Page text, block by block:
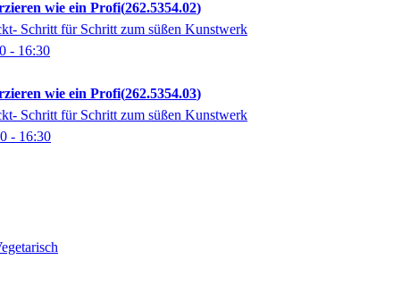
wie ein Profi 262.5354.02
Schritt für Schritt zum süßen Kunstwerk
- 16:30
wie ein Profi 262.5354.03
Schritt für Schritt zum süßen Kunstwerk
- 16:30